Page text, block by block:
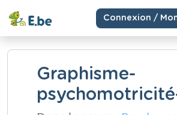
Connexion /
Graphisme-